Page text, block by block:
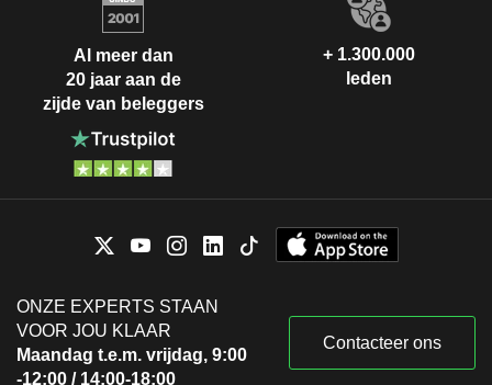
Al meer dan
20 jaar aan de
zijde van beleggers
+ 1.300.000
leden
ONZE EXPERTS STAAN
VOOR JOU KLAAR
Maandag t.e.m. vrijdag, 9:00
-12:00 / 14:00-18:00
Contacteer ons